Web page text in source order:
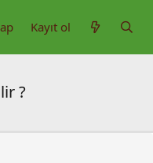
Kayıt ol
?